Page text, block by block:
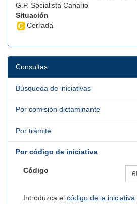
G.P. Socialista Canario
Situación
Cerrada
Consultas
Búsqueda de iniciativas
Por comisión dictaminante
Por trámite
Por código de iniciativa
Código
Introduzca el código de la iniciativa.